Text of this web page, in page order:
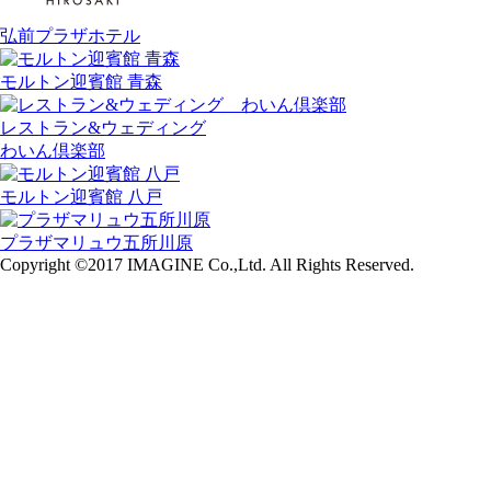
弘前プラザホテル
モルトン迎賓館 青森
レストラン&ウェディング
わいん倶楽部
モルトン迎賓館 八戸
プラザマリュウ五所川原
Copyright ©2017 IMAGINE Co.,Ltd. All Rights Reserved.